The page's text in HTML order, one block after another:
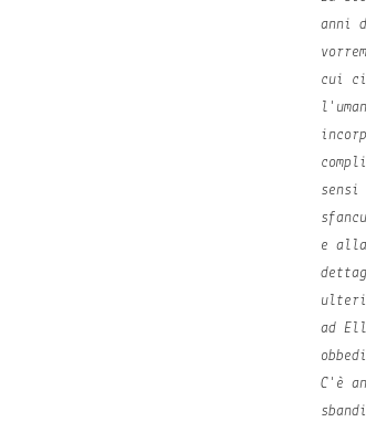
anni
cui ci
e
ad
C'è